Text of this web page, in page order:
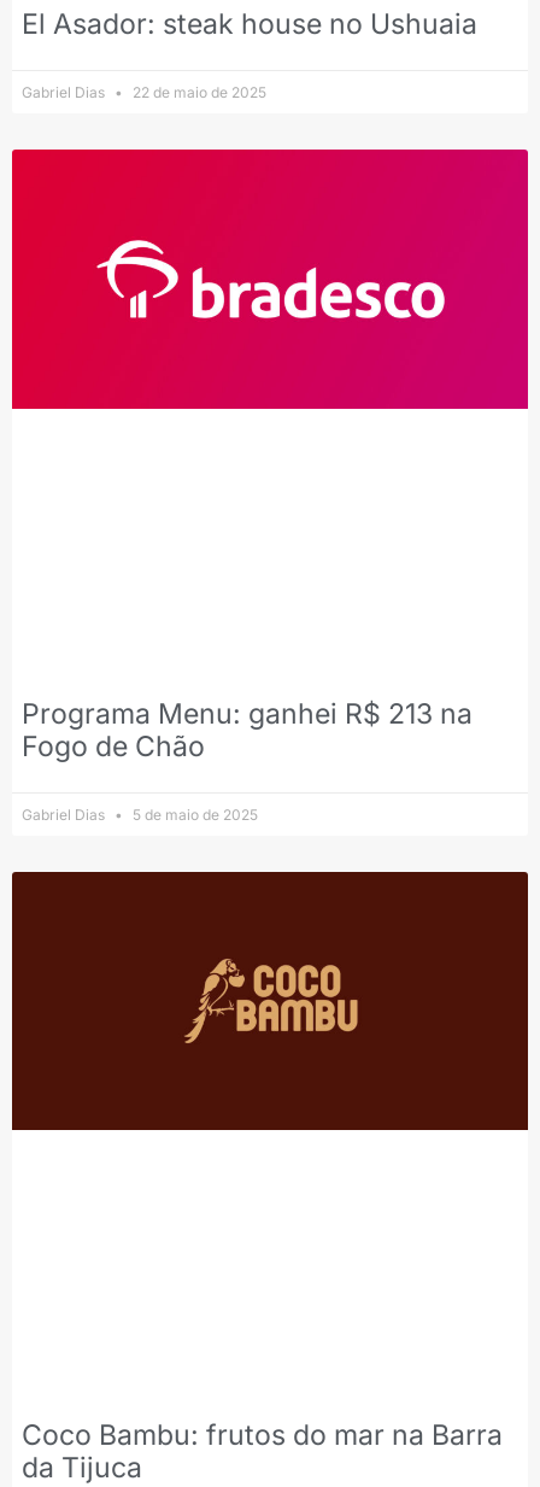
El Asador: steak house no Ushuaia
Gabriel Dias 22 de maio de 2025
Programa Menu: ganhei R$ 213 na
Fogo de Chão
Gabriel Dias 5 de maio de 2025
Coco Bambu: frutos do mar na Barra
da Tijuca